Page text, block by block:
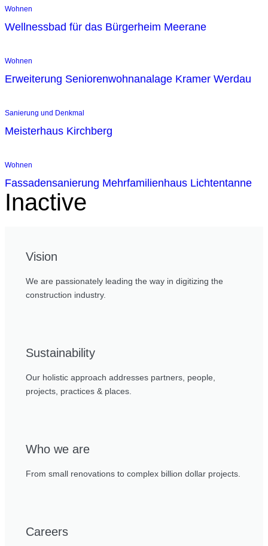
Wohnen
Wellnessbad für das Bürgerheim Meerane
Wohnen
Erweiterung Seniorenwohnanalage Kramer Werdau
Sanierung und Denkmal
Meisterhaus Kirchberg
Wohnen
Fassadensanierung Mehrfamilienhaus Lichtentanne
Inactive
Vision
We are passionately leading the way in digitizing the
construction industry.
Sustainability
Our holistic approach addresses partners, people,
projects, practices & places.
Who we are
From small renovations to complex billion dollar projects.
Careers